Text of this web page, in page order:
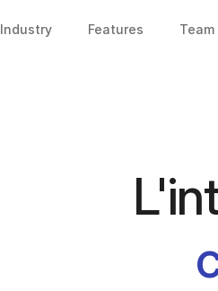
Industry Features Team